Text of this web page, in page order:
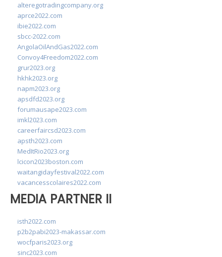
alteregotradingcompany.org
aprce2022.com
ibie2022.com
sbcc-2022.com
AngolaOilAndGas2022.com
Convoy4Freedom2022.com
grur2023.org
hkhk2023.org
napm2023.org
apsdfd2023.org
forumausape2023.com
imkl2023.com
careerfaircsd2023.com
apsth2023.com
MedItRio2023.org
lcicon2023boston.com
waitangidayfestival2022.com
vacancesscolaires2022.com
MEDIA PARTNER II
isth2022.com
p2b2pabi2023-makassar.com
wocfparis2023.org
sinc2023.com